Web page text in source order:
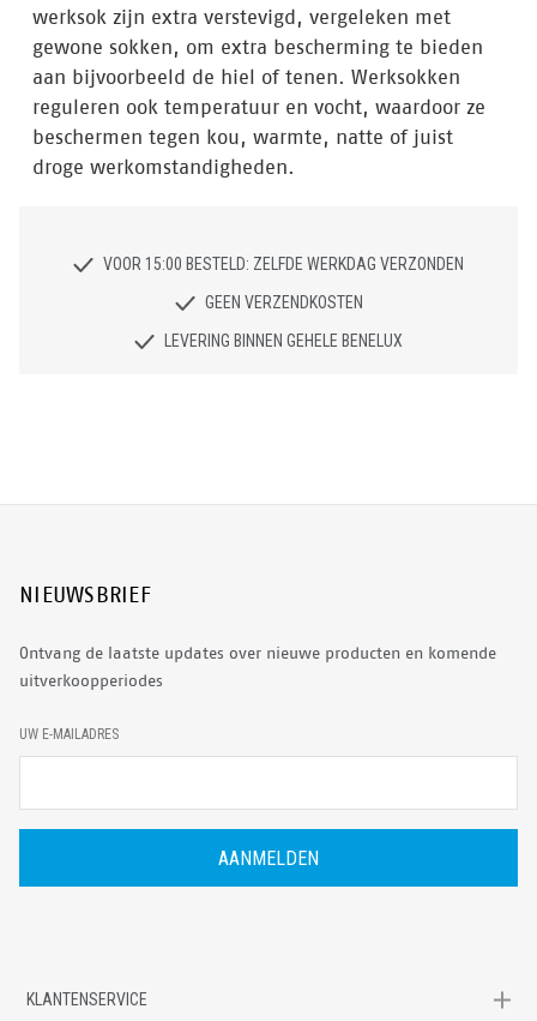
werksok zijn extra verstevigd, vergeleken met
gewone sokken, om extra bescherming te bieden
aan bijvoorbeeld de hiel of tenen. Werksokken
reguleren ook temperatuur en vocht, waardoor ze
beschermen tegen kou, warmte, natte of juist
droge werkomstandigheden.
VOOR 15:00 BESTELD: ZELFDE WERKDAG VERZONDEN
GEEN VERZENDKOSTEN
LEVERING BINNEN GEHELE BENELUX
NIEUWSBRIEF
Ontvang de laatste updates over nieuwe producten en komende
uitverkoopperiodes
E
-
M
A
D
UW E-MAILADRES
KLANTENSERVICE